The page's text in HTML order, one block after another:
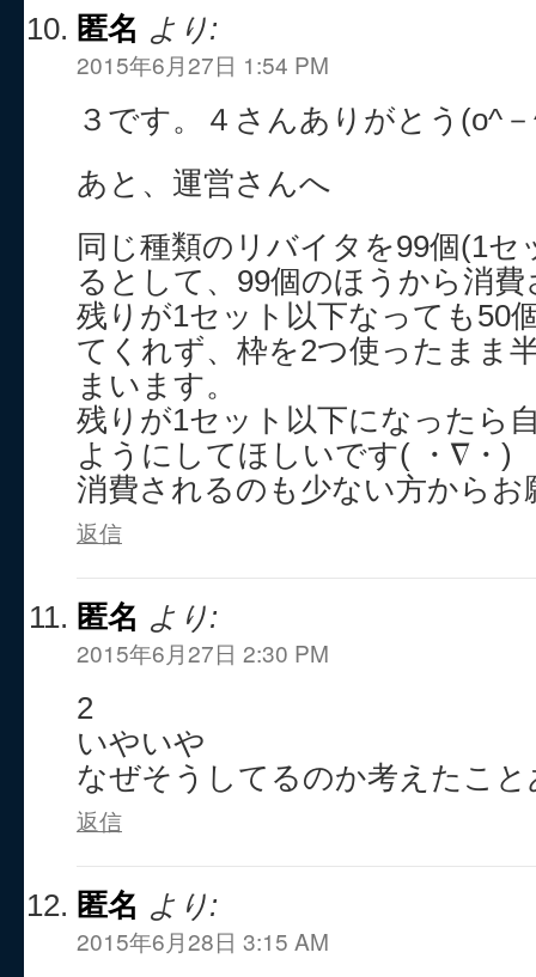
匿名 より:
2015年6月27日 1:54 PM
３です。４さんありがとう(o^
あと、運営さんへ
同じ種類のリバイタを99個(1セ
るとして、99個のほうから消
残りが1セット以下なっても50
てくれず、枠を2つ使ったまま
まいます。
残りが1セット以下になったら
ようにしてほしいです( ・∇・)
消費されるのも少ない方からお
返信
匿名 より:
2015年6月27日 2:30 PM
2
いやいや
なぜそうしてるのか考えたこと
返信
匿名 より:
2015年6月28日 3:15 AM